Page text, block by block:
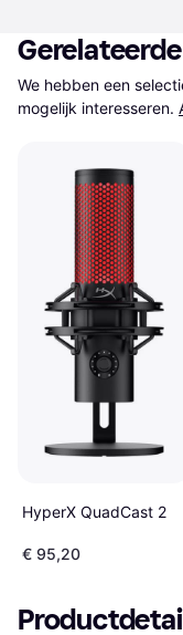
We hebben een
mogelijk interesseren.
HyperX QuadCast 2
€ 95,20